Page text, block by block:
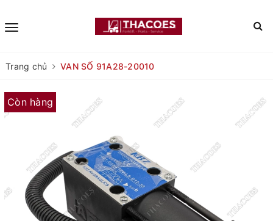
Trang chủ VAN SỐ 91A28-20010
Còn hàng